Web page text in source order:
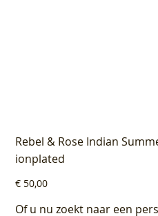
Rebel & Rose Indian
ionplated
Prijs
€ 50,00
Of u nu zoekt naar een